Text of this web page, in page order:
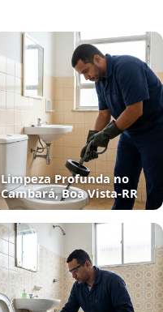
Limpeza Profunda no
Cambará, Boa Vista‑RR